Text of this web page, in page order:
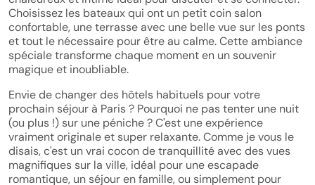
Choisissez les bateaux qui ont un petit coin salon
confortable, une terrasse avec une belle vue sur les ponts
et tout le nécessaire pour être au calme. Cette ambiance
spéciale transforme chaque moment en un souvenir
magique et inoubliable.
Envie de changer des hôtels habituels pour votre
prochain séjour à Paris ? Pourquoi ne pas tenter une nuit
(ou plus !) sur une péniche ? C'est une expérience
vraiment originale et super relaxante. Comme je vous le
disais, c'est un vrai cocon de tranquillité avec des vues
magnifiques sur la ville, idéal pour une escapade
romantique, un séjour en famille, ou simplement pour